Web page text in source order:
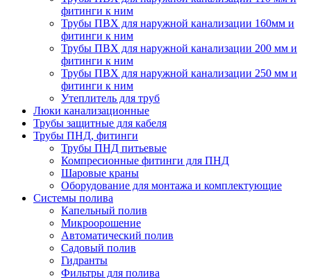
фитинги к ним
Трубы ПВХ для наружной канализации 160мм и
фитинги к ним
Трубы ПВХ для наружной канализации 200 мм и
фитинги к ним
Трубы ПВХ для наружной канализации 250 мм и
фитинги к ним
Утеплитель для труб
Люки канализационные
Трубы защитные для кабеля
Трубы ПНД, фитинги
Трубы ПНД питьевые
Компресионные фитинги для ПНД
Шаровые краны
Оборудование для монтажа и комплектующие
Системы полива
Капельный полив
Микроорошение
Автоматический полив
Садовый полив
Гидранты
Фильтры для полива